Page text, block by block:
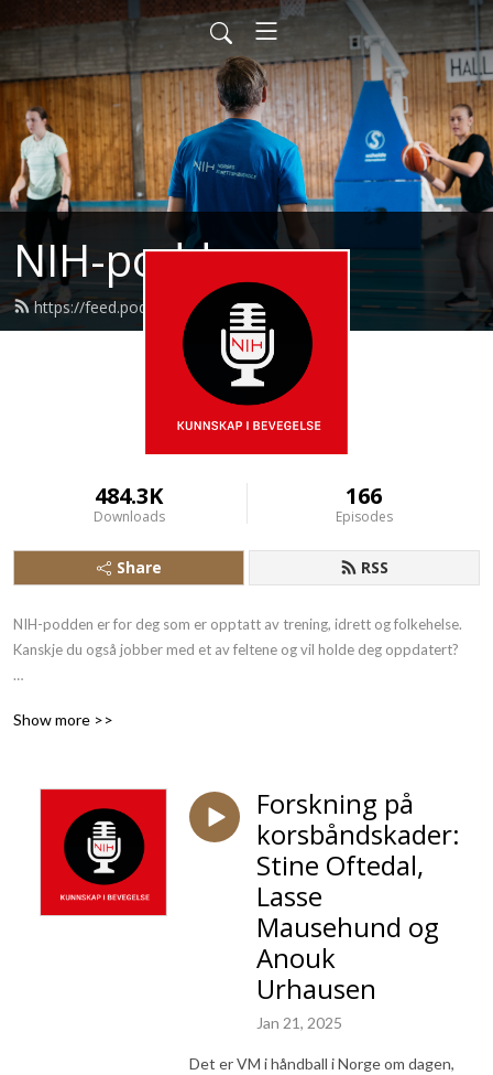
NIH-podden
https://feed.podbean.com/nih/feed.xml
484.3K
Downloads
166
Episodes
Share RSS
NIH-podden er for deg som er opptatt av trening, idrett og folkehelse.
Kanskje du også jobber med et av feltene og vil holde deg oppdatert?
gjør på alt fra utholdenhetstrening, barne- og ungdomsidrett,
Programledere er førsteamanuensis Christina Gjestvang og
innholdsprodusent Gjermund Erikstein-Midtbø.
Show more >>
Forskning på
korsbåndskader:
Stine Oftedal,
Lasse
Mausehund og
Anouk
Urhausen
Jan 21, 2025
Det er VM i håndball i Norge om dagen,